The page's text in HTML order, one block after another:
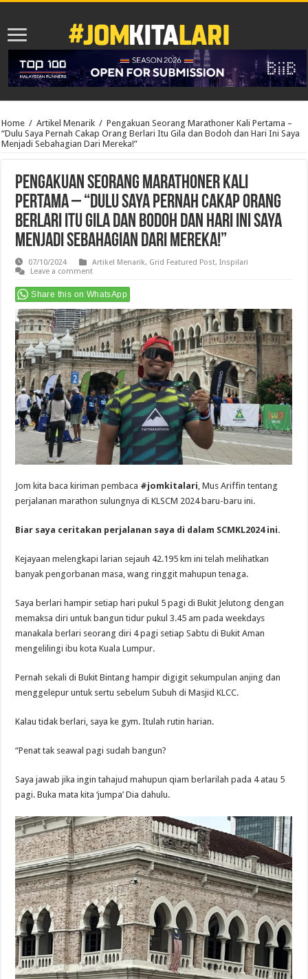
Home / Artikel Menarik / Pengakuan Seorang Marathoner Kali Pertama –
“Dulu Saya Pernah Cakap Orang Berlari Itu Gila dan Bodoh dan Hari Ini Saya
Menjadi Sebahagian Dari Mereka!”
Pengakuan Seorang Marathoner Kali
Pertama – “Dulu Saya Pernah Cakap Orang
Berlari Itu Gila dan Bodoh dan Hari Ini Saya
Menjadi Sebahagian Dari Mereka!”
07/10/2024 Artikel Menarik, Grid Featured Post,Inspilari
Leave a comment
Share this on WhatsApp
Jom kita baca kiriman pembaca #jomkitalari , Mus Ariffin tentang
perjalanan marathon sulungnya di KLSCM 2024 baru-baru ini.
Biar saya ceritakan perjalanan saya di dalam SCMKL2024 ini.
Kejayaan melengkapi larian sejauh 42.195 km ini telah melihatkan
banyak pengorbanan masa, wang ringgit mahupun tenaga.
Saya berlari hampir setiap hari pukul 5 pagi di Bukit Jelutong dengan
memaksa diri untuk bangun tidur pukul 3.45 am pada weekdays
manakala berlari seorang diri 4 pagi setiap Sabtu di Bukit Aman
mengelilingi ibu kota Kuala Lumpur.
Pernah sekali di Bukit Bintang hampir digigit sekumpulan anjing dan
menggelepur untuk sertu sebelum Subuh di Masjid KLCC.
Kalau tidak berlari, saya ke gym. Itulah rutin harian.
“Penat tak seawal pagi sudah bangun?
Saya jawab jika ingin tahajud mahupun qiam berlarilah pada 4 atau 5
pagi. Buka mata kita ‘jumpa’ Dia dahulu.